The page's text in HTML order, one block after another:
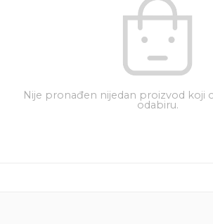
Nije pronađen nijedan proizvod koji
odabiru.